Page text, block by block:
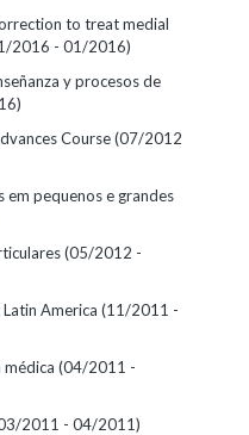
to treat medial
2016 - 01/2016)
y procesos de
Course(07/2012
em pequenos e grandes
(05/2012 -
America (11/2011 -
médica (04/2011 -
2011 - 04/2011)